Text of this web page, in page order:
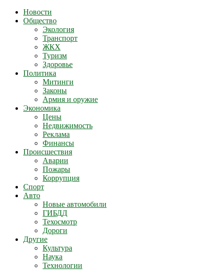
Новости
Общество
Экология
Транспорт
ЖКХ
Туризм
Здоровье
Политика
Митинги
Законы
Армия и оружие
Экономика
Цены
Недвижимость
Реклама
Финансы
Происшествия
Аварии
Пожары
Коррупция
Спорт
Авто
Новые автомобили
ГИБДД
Техосмотр
Дороги
Другие
Культура
Наука
Технологии